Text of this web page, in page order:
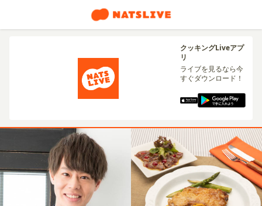
クッキングLiveアプ
リ
ライブを見るなら今
すぐダウンロード！